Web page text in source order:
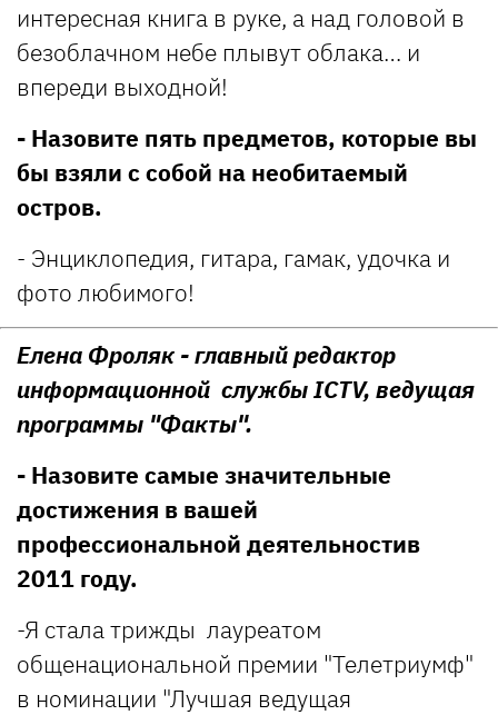
интересная книга в руке, а над головой в
безоблачном небе плывут облака… и
впереди выходной!
- Назовите пять предметов, которые вы
бы взяли с собой на необитаемый
остров.
- Энциклопедия, гитара, гамак, удочка и
фото любимого!
Елена Фроляк - главный редактор
информационной службы ICTV, ведущая
программы "Факты".
- Назовите самые значительные
достижения в вашей
профессиональной деятельностив
2011 году.
-Я стала трижды лауреатом
общенациональной премии "Телетриумф"
в номинации "Лучшая ведущая